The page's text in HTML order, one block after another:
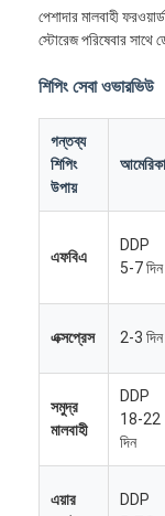
পেশাদার মালবাহী
স্টোরেজ পরিষেবার
শিপিং সেবা ওভারভিউ
গন্তব্য
শিপিং
উপায়
এফবিএ
DDP
5-7 দিন
এক্সপ্রেস 2-3 দিন
সমুদ্র
মালবাহী
DDP
18-22
দিন
এয়ার
DDP